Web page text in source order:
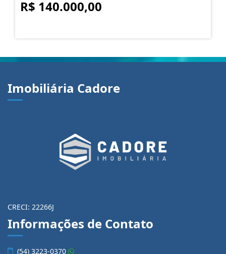
R$ 140.000,00
Imobiliária Cadore
CRECI: 22266J
Informações de Contato
(54) 3223-0370